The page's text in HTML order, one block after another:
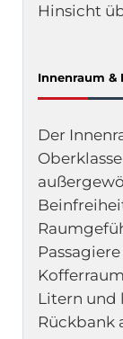
Hinsicht
Innenraum
Der
Litern und
Rückbank